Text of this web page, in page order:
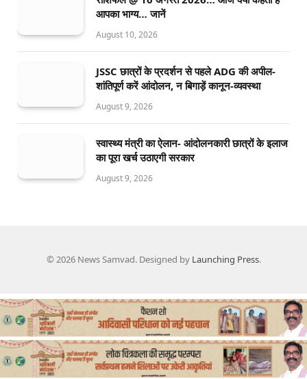
आपका भाग्य… जानें
August 10, 2026
JSSC छात्रों के प्रदर्शन से पहले ADG की अपील-
शांतिपूर्ण करें आंदोलन, न बिगाड़ें कानून-व्यवस्था
August 9, 2026
स्वास्थ्य मंत्री का ऐलान- आंदोलनकारी छात्रों के इलाज
का पूरा खर्च उठाएगी सरकार
August 9, 2026
© 2026 News Samvad. Designed by Launching Press.